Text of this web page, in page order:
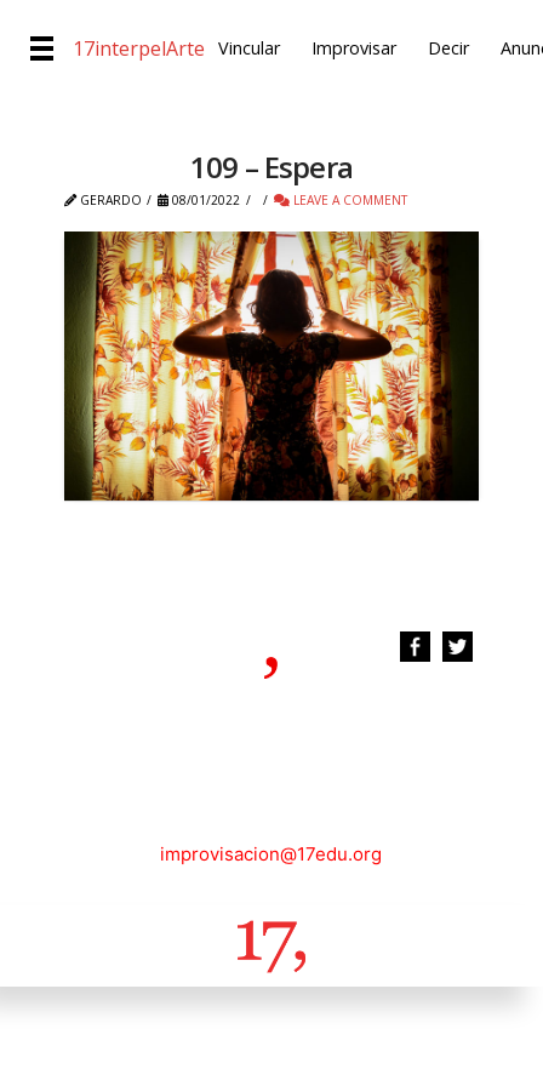
17interpelArte Vincular Improvisar Decir
109 – Espera
GERARDO 08/01/2022 LEAVE A COMMENT
improvisacion@17edu.org